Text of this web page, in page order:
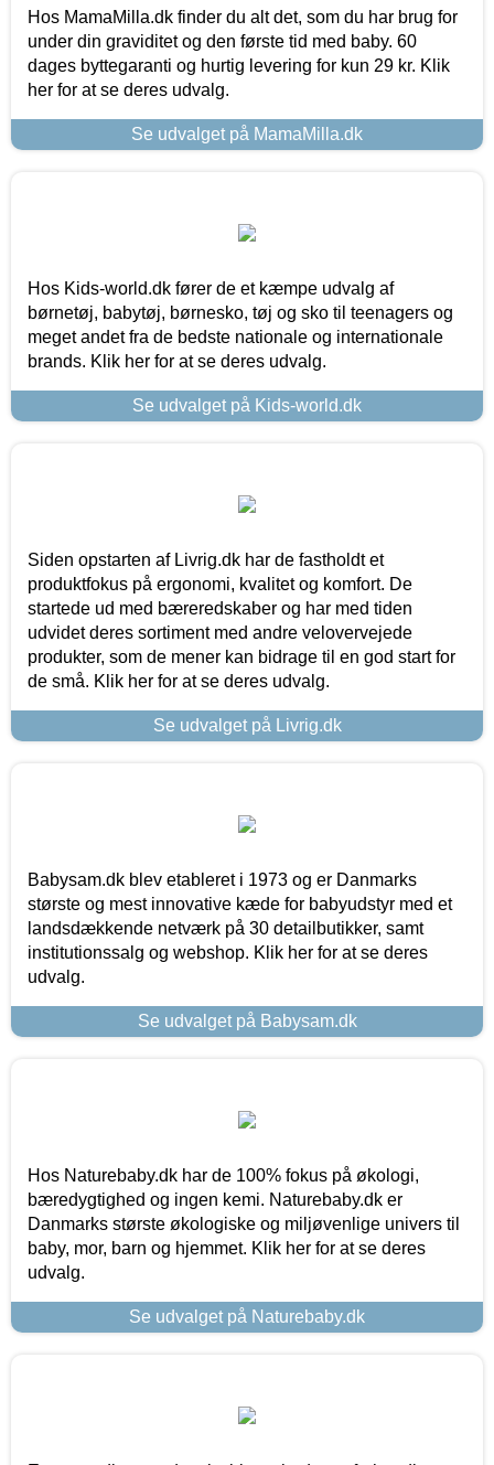
Hos MamaMilla.dk finder du alt det, som du har brug for
under din graviditet og den første tid med baby. 60
dages byttegaranti og hurtig levering for kun 29 kr. Klik
her for at se deres udvalg.
Se udvalget på MamaMilla.dk
Hos Kids-world.dk fører de et kæmpe udvalg af
børnetøj, babytøj, børnesko, tøj og sko til teenagers og
meget andet fra de bedste nationale og internationale
brands. Klik her for at se deres udvalg.
Se udvalget på Kids-world.dk
Siden opstarten af Livrig.dk har de fastholdt et
produktfokus på ergonomi, kvalitet og komfort. De
startede ud med bæreredskaber og har med tiden
udvidet deres sortiment med andre velovervejede
produkter, som de mener kan bidrage til en god start for
de små. Klik her for at se deres udvalg.
Se udvalget på Livrig.dk
Babysam.dk blev etableret i 1973 og er Danmarks
største og mest innovative kæde for babyudstyr med et
landsdækkende netværk på 30 detailbutikker, samt
institutionssalg og webshop. Klik her for at se deres
udvalg.
Se udvalget på Babysam.dk
Hos Naturebaby.dk har de 100% fokus på økologi,
bæredygtighed og ingen kemi. Naturebaby.dk er
Danmarks største økologiske og miljøvenlige univers til
baby, mor, barn og hjemmet. Klik her for at se deres
udvalg.
Se udvalget på Naturebaby.dk